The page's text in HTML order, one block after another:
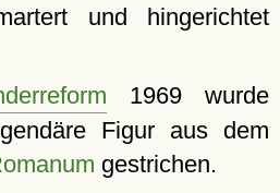
und hingerichtet
1969 wurde
Figur aus dem
gestrichen.